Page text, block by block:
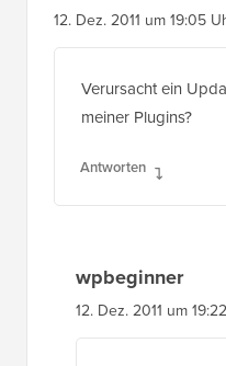
12. Dez. 2011 um 19:05
Verursacht ein
meiner Plugins?
Antworten
wpbeginner
12. Dez. 2011 um